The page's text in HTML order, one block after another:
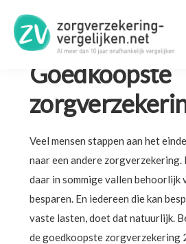
U bent hier:Home»Goedkoopste
Goedkoopste
Veel mensen stappen aan het
naar een andere zorgverzekering.
daar in sommige vallen behoorlijk
besparen. En iedereen die kan
vaste lasten, doet dat natuurlijk.
de goedkoopste zorgverzekering